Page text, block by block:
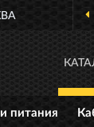
питания